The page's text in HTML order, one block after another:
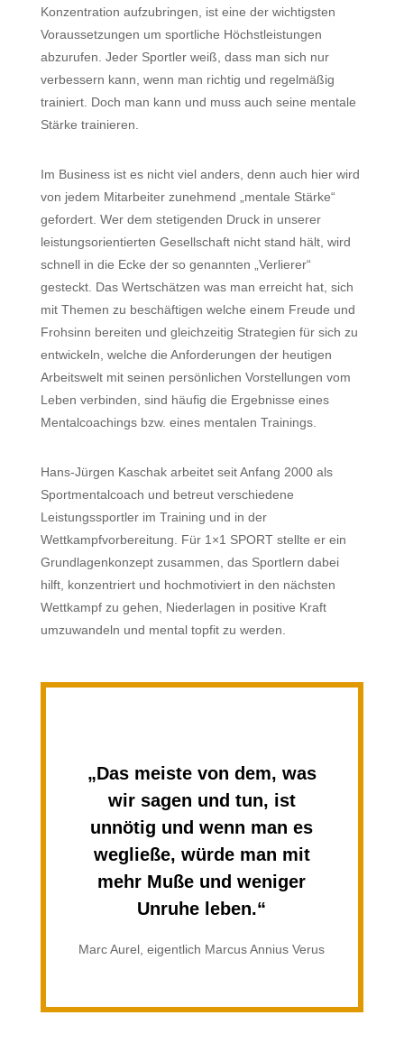
Konzentration aufzubringen, ist eine der wichtigsten
Voraussetzungen um sportliche Höchstleistungen
abzurufen. Jeder Sportler weiß, dass man sich nur
verbessern kann, wenn man richtig und regelmäßig
trainiert. Doch man kann und muss auch seine mentale
Stärke trainieren.
Im Business ist es nicht viel anders, denn auch hier wird
von jedem Mitarbeiter zunehmend „mentale Stärke“
gefordert. Wer dem stetigenden Druck in unserer
leistungsorientierten Gesellschaft nicht stand hält, wird
schnell in die Ecke der so genannten „Verlierer“
gesteckt. Das Wertschätzen was man erreicht hat, sich
mit Themen zu beschäftigen welche einem Freude und
Frohsinn bereiten und gleichzeitig Strategien für sich zu
entwickeln, welche die Anforderungen der heutigen
Arbeitswelt mit seinen persönlichen Vorstellungen vom
Leben verbinden, sind häufig die Ergebnisse eines
Mentalcoachings bzw. eines mentalen Trainings.
Hans-Jürgen Kaschak arbeitet seit Anfang 2000 als
Sportmentalcoach und betreut verschiedene
Leistungssportler im Training und in der
Wettkampfvorbereitung. Für 1×1 SPORT stellte er ein
Grundlagenkonzept zusammen, das Sportlern dabei
hilft, konzentriert und hochmotiviert in den nächsten
Wettkampf zu gehen, Niederlagen in positive Kraft
umzuwandeln und mental topfit zu werden.
„Das meiste von dem, was
wir sagen und tun, ist
unnötig und wenn man es
wegließe, würde man mit
mehr Muße und weniger
Unruhe leben.“
Marc Aurel, eigentlich Marcus Annius Verus